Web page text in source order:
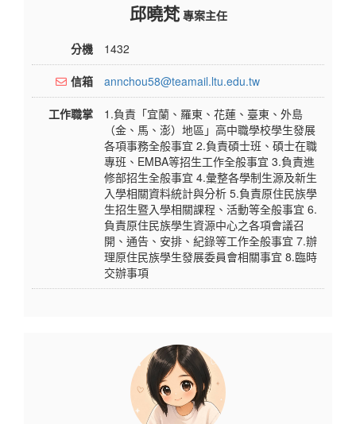
邱曉梵 專案主任
分機 1432
信箱 annchou58@teamail.ltu.edu.tw
工作職掌
1.負責「宜蘭、羅東、花蓮、臺東、外島
（金、馬、澎）地區」高中職學校學生發展
各項事務全般事宜 2.負責碩士班、碩士在職
專班、EMBA等招生工作全般事宜 3.負責進
修部招生全般事宜 4.彙整各學制生源及新生
入學相關資料統計與分析 5.負責原住民族學
生招生暨入學相關課程、活動等全般事宜 6.
負責原住民族學生資源中心之各項會議召
開、通告、安排、紀錄等工作全般事宜 7.辦
理原住民族學生發展委員會相關事宜 8.臨時
交辦事項